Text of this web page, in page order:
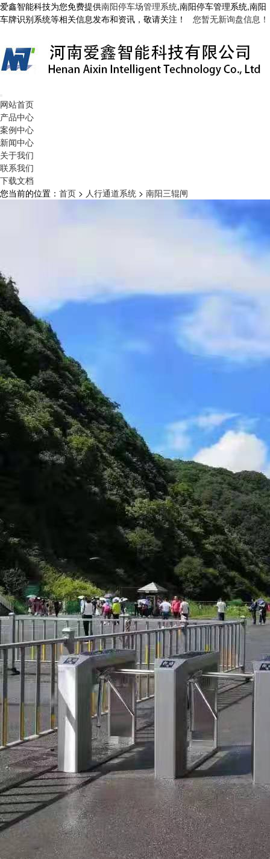
爱鑫智能科技为您免费提供南阳停车场管理系统,南阳停车管理系统,南阳
车牌识别系统等相关信息发布和资讯，敬请关注！ 您暂无新询盘信息！
网站首页
产品中心
案例中心
新闻中心
关于我们
联系我们
下载文档
您当前的位置： 首页 > 人行通道系统 > 南阳三辊闸